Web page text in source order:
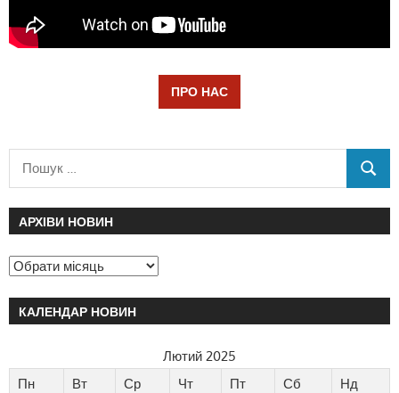
ПРО НАС
АРХІВИ НОВИН
КАЛЕНДАР НОВИН
Лютий 2025
Пн
Вт Ср Чт Пт Сб
Нд